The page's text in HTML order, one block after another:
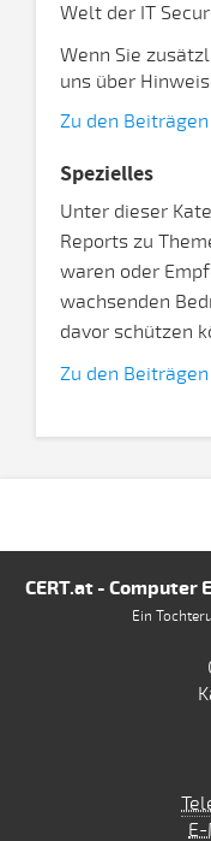
Welt der IT
Wenn Sie
uns über
Zu den Beiträgen
Spezielles
Unter dieser
Reports zu
waren oder
wachsenden
davor schützen
Zu den Beiträgen
CERT.at - Computer
Ein